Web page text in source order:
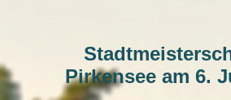
Pirkensee am 6.